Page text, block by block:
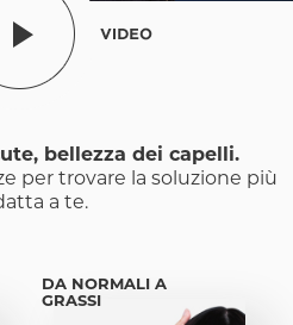
bellezza dei capelli.
per trovare la soluzione più
a te.
DA NORMALI A
GRASSI